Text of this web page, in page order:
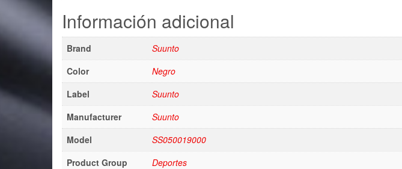
Información adicional
Brand
Suunto
Color
Negro
Label
Suunto
Manufacturer
Suunto
Model
SS050019000
Product Group
Deportes